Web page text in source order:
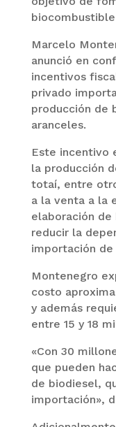
Marcelo
anunció en
incentivos
privado
producción de
aranceles.
Este incentivo
la producción
totaí, entre
a la venta a la
elaboración
reducir la
importación
Montenegro
costo
y además
entre 15 y 18
«Con 30
que pueden
de biodiesel,
importación»,